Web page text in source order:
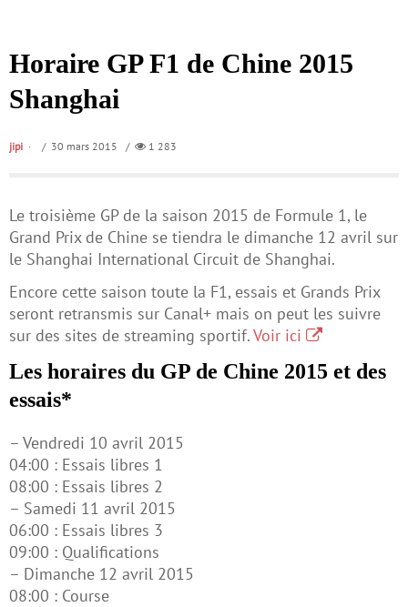
Horaire GP F1 de Chine 2015
Shanghai
jipi / 30 mars 2015 / 1 283
Le troisième GP de la saison 2015 de Formule 1, le
Grand Prix de Chine se tiendra le dimanche 12 avril sur
le Shanghai International Circuit de Shanghai.
Encore cette saison toute la F1, essais et Grands Prix
seront retransmis sur Canal+ mais on peut les suivre
sur des sites de streaming sportif.Voir ici
Les horaires du GP de Chine 2015 et des
essais*
– Vendredi 10 avril 2015
04:00 : Essais libres 1
08:00 : Essais libres 2
– Samedi 11 avril 2015
06:00 : Essais libres 3
09:00 : Qualifications
– Dimanche 12 avril 2015
08:00 : Course